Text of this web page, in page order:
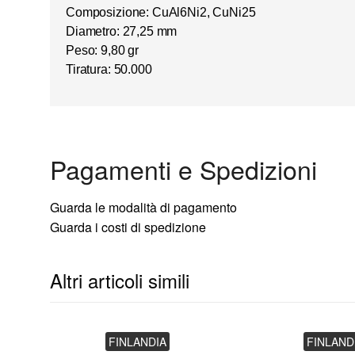
Composizione: CuAl6Ni2, CuNi25
Diametro: 27,25 mm
Peso: 9,80 gr
Tiratura: 50.000
Pagamenti e Spedizioni
Guarda le modalità di pagamento
Guarda i costi di spedizione
Altri articoli simili
FINLANDIA